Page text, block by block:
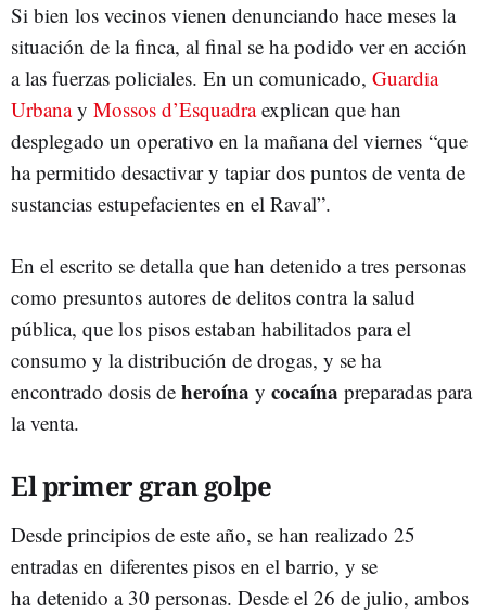
Si bien los vecinos vienen denunciando hace meses la
situación de la finca, al final se ha podido ver en acción
a las fuerzas policiales. En un comunicado, Guardia
Urbanay Mossos d’Esquadraexplican que han
desplegado un operativo en la mañana del viernes “que
ha permitido desactivar y tapiar dos puntos de venta de
sustancias estupefacientes en el Raval”.
En el escrito se detalla que han detenido a tres personas
como presuntos autores de delitos contra la salud
pública, que los pisos estaban habilitados para el
consumo y la distribución de drogas, y se ha
encontrado dosis de heroína y cocaína preparadas para
la venta.
El primer gran golpe
Desde principios de este año, se han realizado 25
entradas en diferentes pisos en el barrio, y se
ha detenido a 30 personas. Desde el 26 de julio, ambos